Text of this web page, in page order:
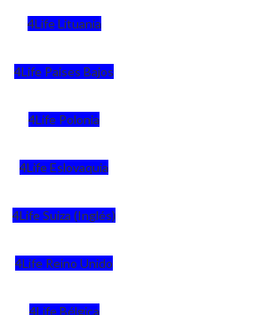
4Life Lituania
4Life Paises Bajos
4Life Polonia
4Life Eslovaquia
4Life Suiza (Inglés)
4Life Reino Unido
4Life Bélgica